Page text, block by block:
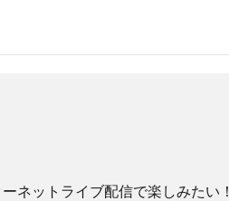
ネットライブ配信で楽しみたい！